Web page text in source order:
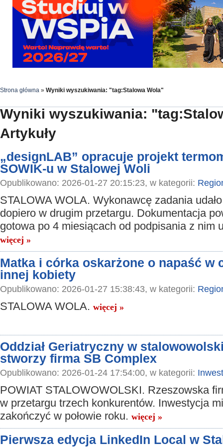
Strona główna » Wyniki wyszukiwania: "tag:Stalowa Wola"
Wyniki wyszukiwania:
Artykuły
„designLAB” opracuje projekt
SOWIK-u w Stalowej Woli
Opublikowano: 2026-01-27 20:15:23, w kategorii:
STALOWA WOLA. Wykonawcę zadania
dopiero w drugim przetargu. Dokumentacja
gotowa po 4 miesiącach od podpisania z nim
więcej »
Matka i córka oskarżone o napaść w
innej kobiety
Opublikowano: 2026-01-27 15:38:43, w kategorii:
STALOWA WOLA. więcej »
Oddział Geriatryczny w
stworzy firma SB Complex
Opublikowano: 2026-01-24 17:54:00, w kategorii:
POWIAT STALOWOWOLSKI. Rzeszowska
w przetargu trzech konkurentów. Inwestycja
zakończyć w połowie roku. więcej »
Pierwsza edycja LinkedIn Local w